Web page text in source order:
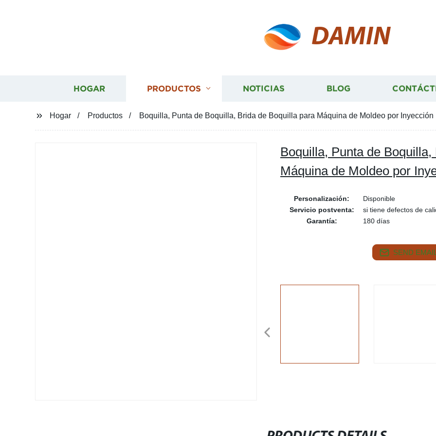
DAMIN
HOGAR PRODUCTOS NOTICIAS BLOG
Hogar Productos Boquilla, Punta de Boquilla, Brida de Boquilla para Máquina de Moldeo por Inyección
Boquilla, Punta de
Máquina de Moldeo por
Personalización:
Disponible
Servicio postventa:
si tiene defectos de
Garantía:
180 días
SEND